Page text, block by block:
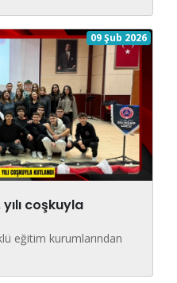
09 Şub 2026
yılı coşkuyla
eğitim kurumlarından